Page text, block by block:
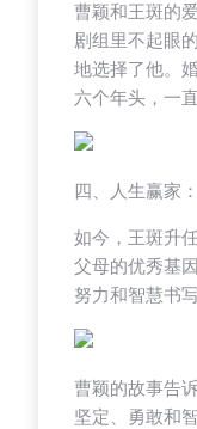
曹颖和王斑的
剧组里不起眼
地选择了他。
六个年头，一
四、人生赢家
如今，王斑升
父母的优秀基
努力和智慧书
曹颖的故事告
坚定、勇敢和